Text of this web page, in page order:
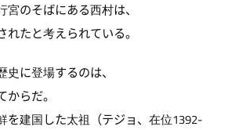
のそばにある西村は、
れたと考えられている。
に登場するのは、
らだ。
を建国した太祖（テジョ、在位1392-